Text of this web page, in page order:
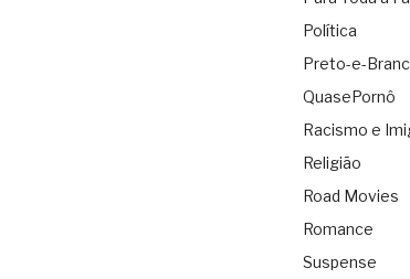
Política
Preto-e-
QuasePornô
Racismo e
Religião
Road Movies
Romance
Suspense